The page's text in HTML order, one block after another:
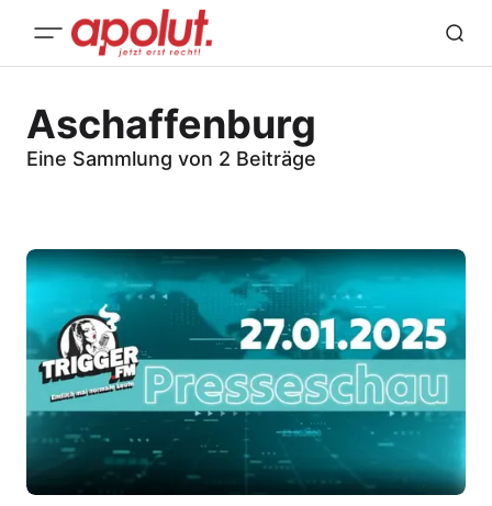
Aschaffenburg
Eine Sammlung von 2 Beiträge